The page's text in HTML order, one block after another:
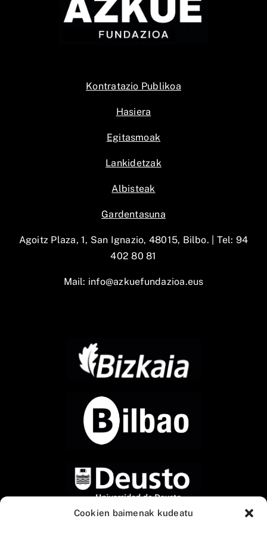
Cookien baimenak kudeatu
Kontratazio Publikoa
Hasiera
Egitasmoak
Lankidetzak
Albisteak
Gardentasuna
Agoitz Plaza, 1, San Ignazio, 48015, Bilbo. | Tel: 94
402 80 81
Mail: info@azkuefundazioa.eus